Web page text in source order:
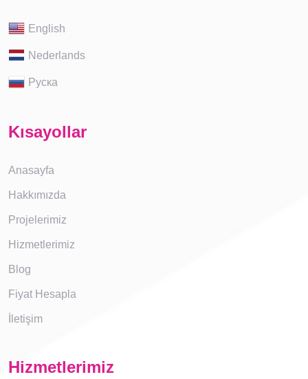
English
Nederlands
Руска
Kısayollar
Anasayfa
Hakkımızda
Projelerimiz
Hizmetlerimiz
Blog
Fiyat Hesapla
İletişim
Hizmetlerimiz